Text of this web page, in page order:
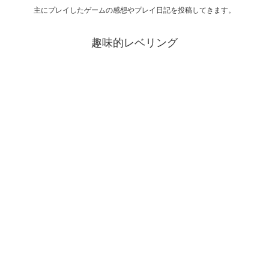
主にプレイしたゲームの感想やプレイ日記を投稿してきます。
趣味的レベリング